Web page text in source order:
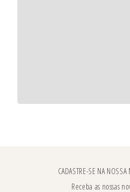
CADASTRE-SE NA NOSSA
Receba as nossas